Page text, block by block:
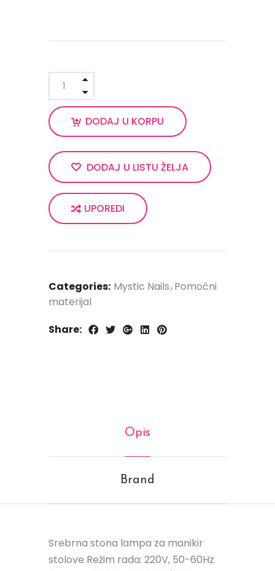
DODAJ U KORPU
DODAJ U LISTU ŽELJA
UPOREDI
Categories: Mystic Nails Pomoćni
materijal
Share:
Opis
Brand
Srebrna stona lampa za manikir
stolove Režim rada: 220V, 50-60Hz